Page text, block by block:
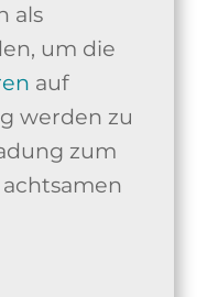
als
um die
auf
werden zu
zum